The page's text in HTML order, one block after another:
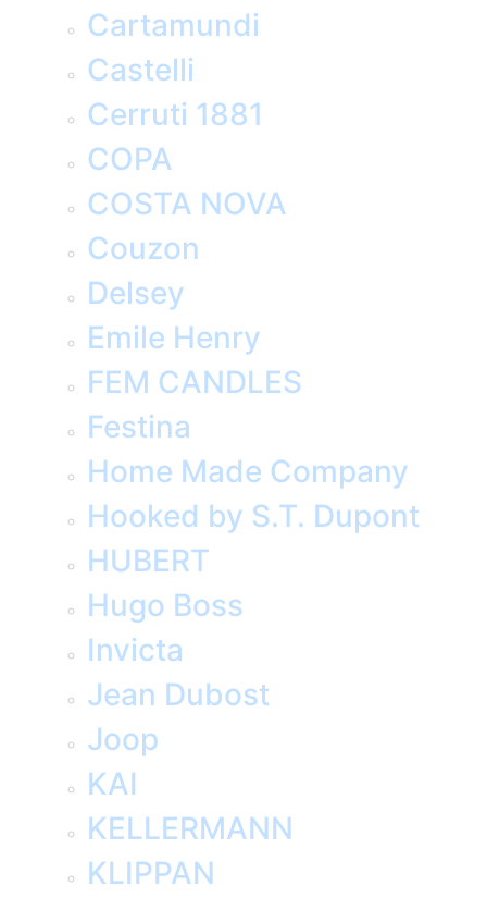
Cartamundi
Castelli
Cerruti 1881
COPA
COSTA NOVA
Couzon
Delsey
Emile Henry
FEM CANDLES
Festina
Home Made Company
Hooked by S.T. Dupont
HUBERT
Hugo Boss
Invicta
Jean Dubost
Joop
KAI
KELLERMANN
KLIPPAN